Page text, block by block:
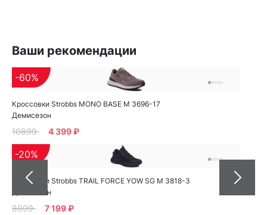
Ваши рекомендации
Кроссовки Strobbs MONO BASE M 3696-17
Демисезон
-60%
10899 4 399 ₽
Кроссовки Strobbs TRAIL FORCE YOW SG M 3818-3
Демисезон
-20%
8999 7 199 ₽